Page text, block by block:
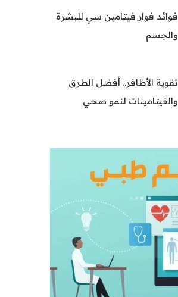
فوائد فوار فيتامين سي للبشرة
والجسم
تقوية الأظافر.. أفضل الطرق
والفيتامينات لنمو صحي